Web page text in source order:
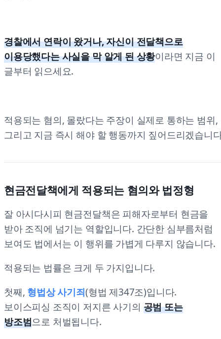
경찰에서 연락이 왔거나, 자신이 전달책으로
이용당했다는 사실을 막 알게 된 상황이라면 지금 이
글부터 읽으세요.
적용되는 혐의, 몰랐다는 주장이 실제로 통하는 범위,
그리고 지금 즉시 해야 할 행동까지 짚어드리겠습니
현금전달책에게 적용되는 혐의와 법정형
잘 아시다시피 현금전달책은 피해자로부터 현금을
받아 조직에 넘기는 역할입니다. 간단한 심부름처럼
보여도 법에서는 이 행위를 가볍게 다루지 않습니다.
적용되는 법률은 크게 두 가지입니다.
첫째, 형법상 사기죄(형법 제347조)입니다.
보이스피싱 조직이 저지른 사기의 공범 또는
방조범으로 처벌됩니다.